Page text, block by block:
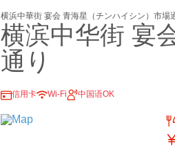
横浜中華街 宴会 青海星（チンハイシン）市場
横滨中华街 宴
通り
信用卡 Wi-Fi 中国语OK